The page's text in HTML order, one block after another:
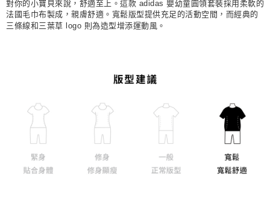
對你的小寶貝來說，舒適至上。這款 adidas 嬰幼童圓領套裝採用柔軟的
法國毛巾布製成，親膚舒適。寬鬆版型提供充足的活動空間，而經典的
三條線和三葉草 logo 則為造型增添運動風。